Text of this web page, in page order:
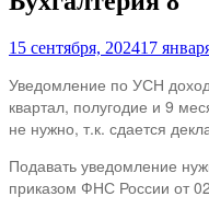
15 сентября, 202417
Уведомление по УСН
квартал, полугодие и 9
не нужно, т.к. сдается
Подавать уведомление
приказом ФНС России от